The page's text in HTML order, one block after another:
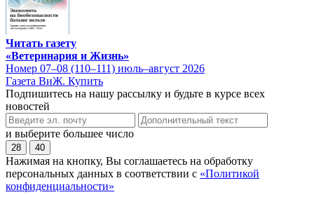
Читать газету
«Ветеринария и Жизнь»
Номер 07–08 (110–111) июль–август 2026
Газета ВиЖ. Купить
Подпишитесь на нашу рассылку и будьте в курсе всех
новостей
и выберите большее число
28 40
Нажимая на кнопку, Вы соглашаетесь на обработку
персональных данных в соответствии с «Политикой
конфиденциальности»